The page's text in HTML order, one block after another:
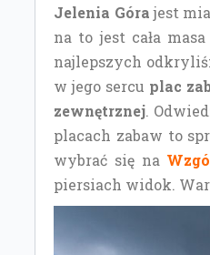
Jelenia Górajest
na to jest cała
najlepszych
w jego sercu plac
zewnętrznej.
placach zabaw to
wybrać się na
piersiach widok.